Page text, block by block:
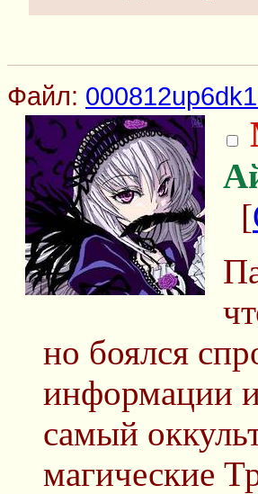
Файл:
[
но боялся
информации
самый
магические